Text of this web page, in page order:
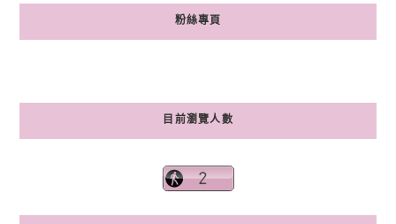
粉絲專頁
目前瀏覽人數